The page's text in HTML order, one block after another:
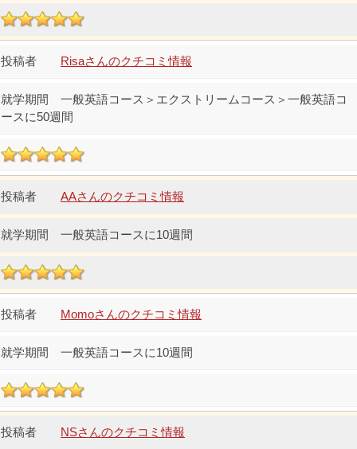
Risaさんのクチコミ情報
一般英語コース＞エクストリームコース＞一般英語コ
ースに50週間
AAさんのクチコミ情報
一般英語コースに10週間
Momoさんのクチコミ情報
一般英語コースに10週間
NSさんのクチコミ情報